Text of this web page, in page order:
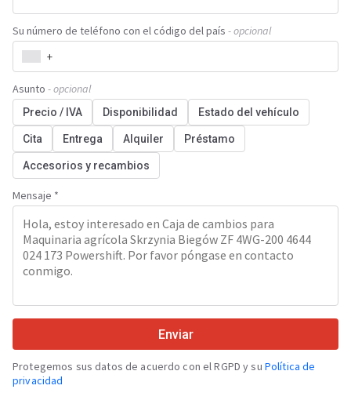
Su número de teléfono con el código del país - opcional
+
Asunto - opcional
Precio / IVA Disponibilidad Estado del vehículo
Cita Entrega Alquiler Préstamo
Accesorios y recambios
Mensaje *
Enviar
Protegemos sus datos de acuerdo con el RGPD y su Política de
privacidad